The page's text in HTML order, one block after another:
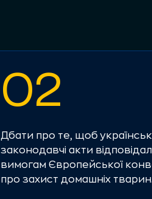
02
Дбати про те, щоб
законодавчі акти
вимогам Європейської
про захист домашніх тварин.